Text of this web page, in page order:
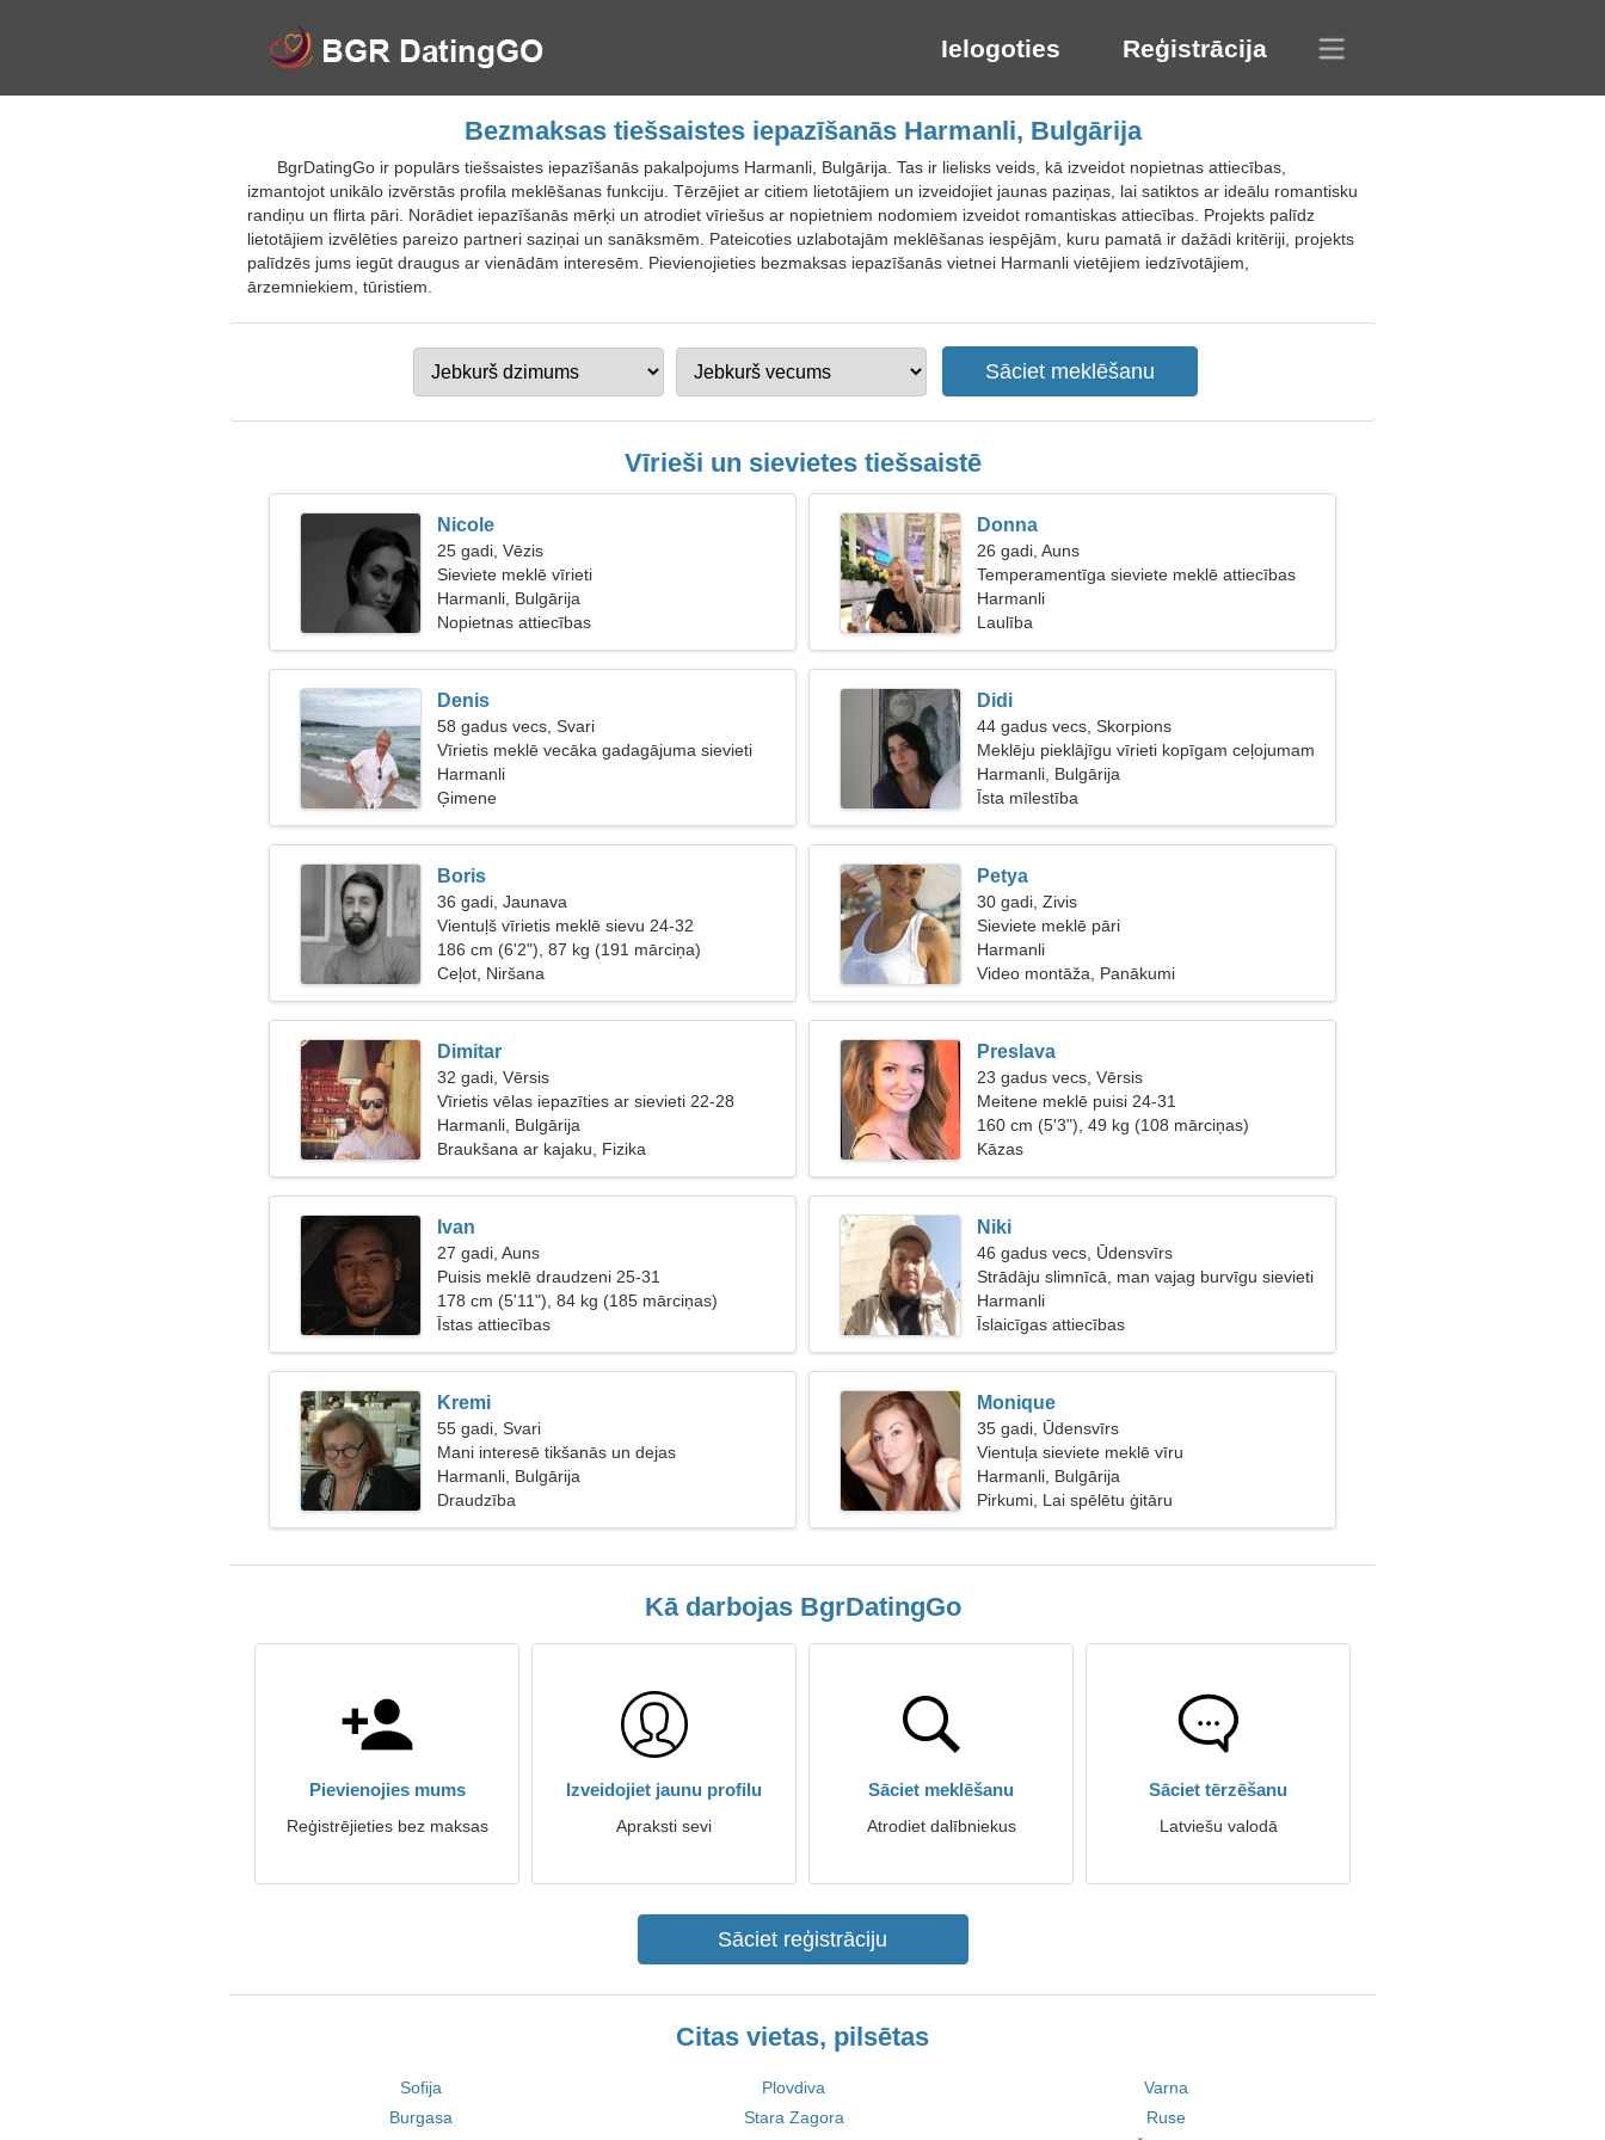
Ielogoties Reģistrācija
Bezmaksas tiešsaistes iepazīšanās Harmanli, Bulgārija
BgrDatingGo ir populārs tiešsaistes iepazīšanās pakalpojums Harmanli, Bulgārija. Tas ir lielisks veids, kā izveidot nopietnas attiecības,
izmantojot unikālo izvērstās profila meklēšanas funkciju. Tērzējiet ar citiem lietotājiem un izveidojiet jaunas paziņas, lai satiktos ar ideālu romantisku
randiņu un flirta pāri. Norādiet iepazīšanās mērķi un atrodiet vīriešus ar nopietniem nodomiem izveidot romantiskas attiecības. Projekts palīdz
lietotājiem izvēlēties pareizo partneri saziņai un sanāksmēm. Pateicoties uzlabotajām meklēšanas iespējām, kuru pamatā ir dažādi kritēriji, projekts
palīdzēs jums iegūt draugus ar vienādām interesēm. Pievienojieties bezmaksas iepazīšanās vietnei Harmanli vietējiem iedzīvotājiem,
ārzemniekiem, tūristiem.
Vīrieši un sievietes tiešsaistē
Nicole
25 gadi, Vēzis
Sieviete meklē vīrieti
Harmanli, Bulgārija
Nopietnas attiecības
Donna
26 gadi, Auns
Temperamentīga sieviete meklē attiecības
Harmanli
Laulība
Denis
58 gadus vecs, Svari
Vīrietis meklē vecāka gadagājuma sievieti
Harmanli
Ģimene
Didi
44 gadus vecs, Skorpions
Meklēju pieklājīgu vīrieti kopīgam ceļojumam
Harmanli, Bulgārija
Īsta mīlestība
Boris
36 gadi, Jaunava
Vientuļš vīrietis meklē sievu 24-32
186 cm (6'2"), 87 kg (191 mārciņa)
Ceļot, Niršana
Petya
30 gadi, Zivis
Sieviete meklē pāri
Harmanli
Video montāža, Panākumi
Dimitar
32 gadi, Vērsis
Vīrietis vēlas iepazīties ar sievieti 22-28
Harmanli, Bulgārija
Braukšana ar kajaku, Fizika
Preslava
23 gadus vecs, Vērsis
Meitene meklē puisi 24-31
160 cm (5'3"), 49 kg (108 mārciņas)
Kāzas
Ivan
27 gadi, Auns
Puisis meklē draudzeni 25-31
178 cm (5'11"), 84 kg (185 mārciņas)
Īstas attiecības
Niki
46 gadus vecs, Ūdensvīrs
Strādāju slimnīcā, man vajag burvīgu sievieti
Harmanli
Īslaicīgas attiecības
Kremi
55 gadi, Svari
Mani interesē tikšanās un dejas
Harmanli, Bulgārija
Draudzība
Monique
35 gadi, Ūdensvīrs
Vientuļa sieviete meklē vīru
Harmanli, Bulgārija
Pirkumi, Lai spēlētu ģitāru
Kā darbojas BgrDatingGo
Pievienojies mums
Reģistrējieties bez maksas
Izveidojiet jaunu profilu
Apraksti sevi
Sāciet meklēšanu
Atrodiet dalībniekus
Sāciet tērzēšanu
Latviešu valodā
Sāciet reģistrāciju
Citas vietas, pilsētas
Sofija Plovdiva
Varna
Burgasa
Stara Zagora
Ruse